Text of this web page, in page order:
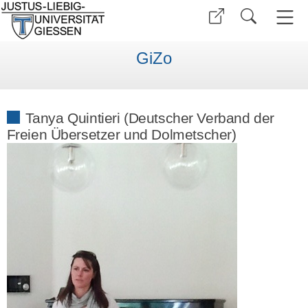
GiZo
Tanya Quintieri (Deutscher Verband der
Freien Übersetzer und Dolmetscher)